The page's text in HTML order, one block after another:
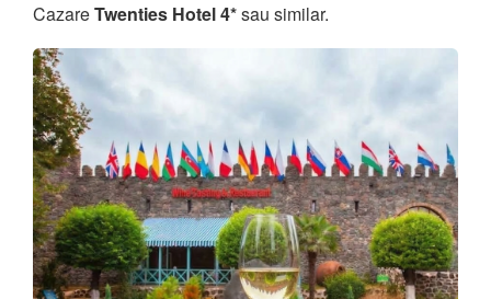
CazareTwenties Hotel 4*sau similar.